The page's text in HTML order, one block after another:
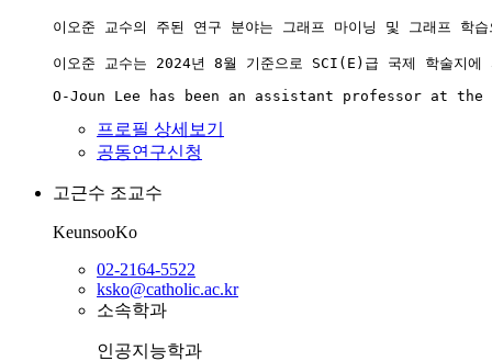
이오준 교수의 주된 연구 분야는 그래프 마이닝 및 그래프
이오준 교수는 2024년 8월 기준으로 SCI(E)급 국제 학술지
O-Joun Lee has been an assistant professor at
프로필 상세보기
공동연구신청
고근수 조교수
KeunsooKo
02-2164-5522
ksko@catholic.ac.kr
소속학과
인공지능학과